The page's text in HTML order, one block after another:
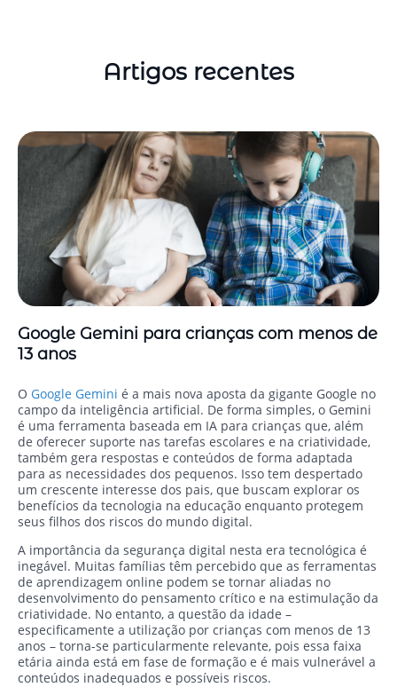
Artigos recentes
Google Gemini para crianças com menos de
13 anos
O Google Gemini é a mais nova aposta da gigante Google no
campo da inteligência artificial. De forma simples, o Gemini
é uma ferramenta baseada em IA para crianças que, além
de oferecer suporte nas tarefas escolares e na criatividade,
também gera respostas e conteúdos de forma adaptada
para as necessidades dos pequenos. Isso tem despertado
um crescente interesse dos pais, que buscam explorar os
benefícios da tecnologia na educação enquanto protegem
seus filhos dos riscos do mundo digital.
A importância da segurança digital nesta era tecnológica é
inegável. Muitas famílias têm percebido que as ferramentas
de aprendizagem online podem se tornar aliadas no
desenvolvimento do pensamento crítico e na estimulação da
criatividade. No entanto, a questão da idade –
especificamente a utilização por crianças com menos de 13
anos – torna-se particularmente relevante, pois essa faixa
etária ainda está em fase de formação e é mais vulnerável a
conteúdos inadequados e possíveis riscos.